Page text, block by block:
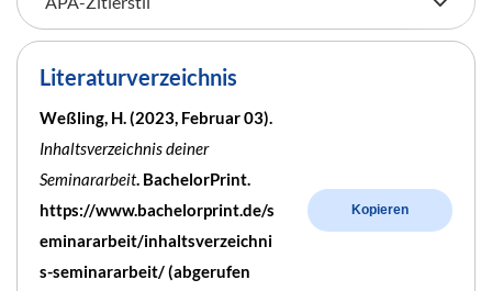
Literaturverzeichnis
Weßling, H. (2023, Februar 03).
Inhaltsverzeichnis deiner
Seminararbeit. BachelorPrint.
https://www.bachelorprint.de/s
eminararbeit/inhaltsverzeichni
s-seminararbeit/ (abgerufen
Kopieren